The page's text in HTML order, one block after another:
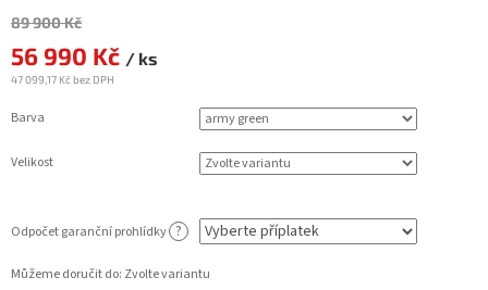
89 900 Kč
56 990 Kč / ks
47 099,17 Kčbez DPH
Měrná
Barva
Velikost
Odpočet garanční prohlídky ?
Můžeme doručit do: Zvolte variantu